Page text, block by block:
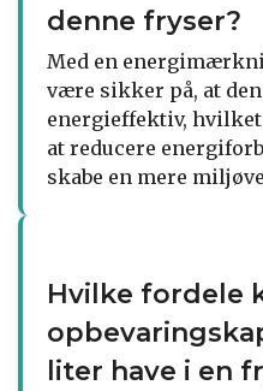
denne fryser?
Med en
være sikker på, at
energieffektiv,
at reducere
skabe en mere
Hvilke fordele
liter have i en